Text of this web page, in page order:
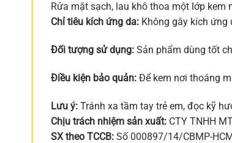
Rửa mặt sạch, lau khô thoa một lớp kem
Chỉ tiêu kích ứng da: Không gây kích ứng
Đối tượng sử dụng: Sản phẩm dùng tốt
Điều kiện bảo quản: Để kem nơi thoáng
Lưu ý: Tránh xa tầm tay trẻ em, đọc kỹ
Chịu trách nhiệm sản xuất: CTY TNHH
SX theo TCCB: Số 000897/14/CBMP-